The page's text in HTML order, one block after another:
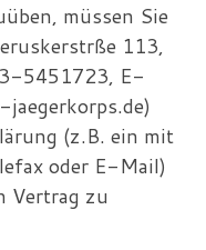
müssen Sie
113,
5451723, E-
(z.B. ein mit
oder E-Mail)
Vertrag zu